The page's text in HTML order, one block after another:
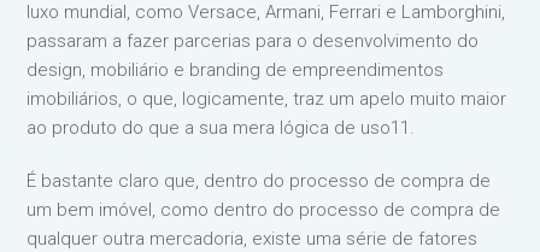
luxo mundial, como Versace, Armani, Ferrari e Lamborghini,
passaram a fazer parcerias para o desenvolvimento do
design, mobiliário e branding de empreendimentos
imobiliários, o que, logicamente, traz um apelo muito maior
ao produto do que a sua mera lógica de uso11.
É bastante claro que, dentro do processo de compra de
um bem imóvel, como dentro do processo de compra de
qualquer outra mercadoria, existe uma série de fatores